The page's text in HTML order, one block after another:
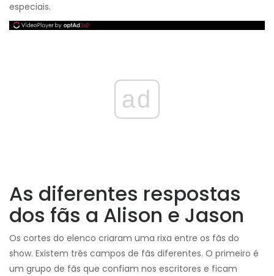
especiais.
ad
As diferentes respostas
dos fãs a Alison e Jason
Os cortes do elenco criaram uma rixa entre os fãs do
show. Existem três campos de fãs diferentes. O primeiro é
um grupo de fãs que confiam nos escritores e ficam